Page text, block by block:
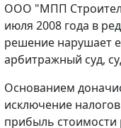
ООО "МПП
июля 2008 года в
решение нарушает
арбитражный суд,
Основанием
исключение
прибыль стоимости